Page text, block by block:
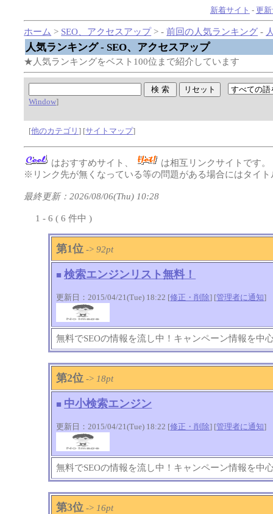
新着サイト - 更
ホーム > SEO、アクセスアップ> -前回の人気ランキング -
人気ランキング - SEO、アクセスアップ
★人気ランキングをベスト100位まで紹介しています
Window]
[他のカテゴリ] [サイトマップ]
はおすすめサイト、
は相互リンクサイトです。
※リンク先が無くなっている等の問題がある場合にはタイト
最終更新：2026/08/06(Thu) 10:28
1 - 6 ( 6 件中 )
第1位 ->92pt
■ 検索エンジンリスト無料！
更新日：2015/04/21(Tue) 18:22 [修正・削除] [管理者に通知]
無料でSEOの情報を流し中！キャンペーン情報を中
第2位 -> 18pt
■ 中小検索エンジン
更新日：2015/04/21(Tue) 18:22 [修正・削除] [管理者に通知]
無料でSEOの情報を流し中！キャンペーン情報を中
第3位 -> 16pt